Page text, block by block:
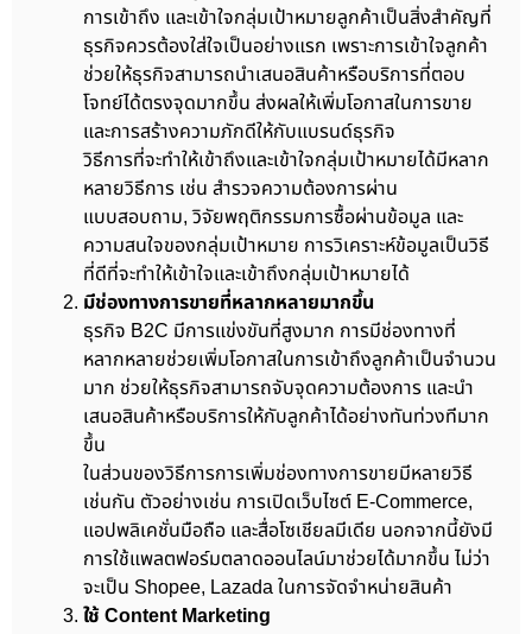
การเข้าถึง และเข้าใจกลุ่มเป้าหมายลูกค้าเป็นสิ่งสำคัญที่
ธุรกิจควรต้องใส่ใจเป็นอย่างแรก เพราะการเข้าใจลูกค้า
ช่วยให้ธุรกิจสามารถนำเสนอสินค้าหรือบริการที่ตอบ
โจทย์ได้ตรงจุดมากขึ้น ส่งผลให้เพิ่มโอกาสในการขาย
และการสร้างความภักดีให้กับแบรนด์ธุรกิจ
วิธีการที่จะทำให้เข้าถึงและเข้าใจกลุ่มเป้าหมายได้มีหลาก
หลายวิธีการ เช่น สำรวจความต้องการผ่าน
แบบสอบถาม, วิจัยพฤติกรรมการซื้อผ่านข้อมูล และ
ความสนใจของกลุ่มเป้าหมาย การวิเคราะห์ข้อมูลเป็นวิธี
ที่ดีที่จะทำให้เข้าใจและเข้าถึงกลุ่มเป้าหมายได้
มีช่องทางการขายที่หลากหลายมากขึ้น
ธุรกิจ B2C มีการแข่งขันที่สูงมาก การมีช่องทางที่
หลากหลายช่วยเพิ่มโอกาสในการเข้าถึงลูกค้าเป็นจำนวน
มาก ช่วยให้ธุรกิจสามารถจับจุดความต้องการ และนำ
เสนอสินค้าหรือบริการให้กับลูกค้าได้อย่างทันท่วงทีมาก
ขึ้น
ในส่วนของวิธีการการเพิ่มช่องทางการขายมีหลายวิธี
เช่นกัน ตัวอย่างเช่น การเปิดเว็บไซต์ E-Commerce,
แอปพลิเคชั่นมือถือ และสื่อโซเชียลมีเดีย นอกจากนี้ยังมี
การใช้แพลตฟอร์มตลาดออนไลน์มาช่วยได้มากขึ้น ไม่ว่า
จะเป็น Shopee, Lazada ในการจัดจำหน่ายสินค้า
ใช้ Content Marketing